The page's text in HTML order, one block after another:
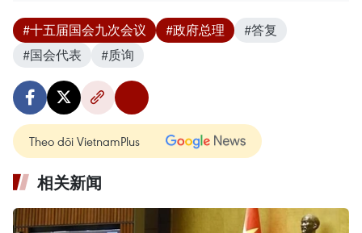
#十五届国会九次会议 #政府总理
#答复
#国会代表
#质询
Theo dõi VietnamPlus
相关新闻